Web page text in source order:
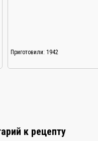
Приготовили: 1942
к рецепту